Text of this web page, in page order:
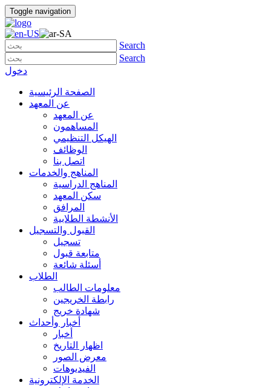
Toggle navigation
Search
Search
دخول
الصفحة الرئيسية
عن المعهد
عن المعهد
المساهمون
الهيكل التنظيمي
الوظائف
اتصل بنا
المناهج والخدمات
المناهج الدراسية
سكن المعهد
المرافق
الأنشطة الطلابية
القبول والتسجيل
تسجيل
متابعة قبول
أسئلة شائعة
الطلاب
معلومات الطالب
رابطة الخريجين
شهادة خريج
أخبار وأحداث
أخبار
اظهار التاريخ
معرض الصور
الفيديوهات
الخدمة الإلكترونية